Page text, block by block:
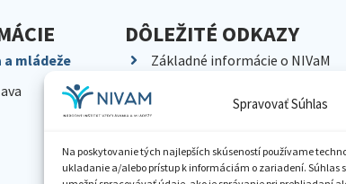
Spravovať Súhlas
Na poskytovanie tých najlepších skúseností používame
ukladanie a/alebo prístup k informáciám o zariadení. Súhlas
mládeže
DÔLEŽITÉ ODKAZY
Základné informácie o NIVaM
Kariéra
Pracoviská NIVaM